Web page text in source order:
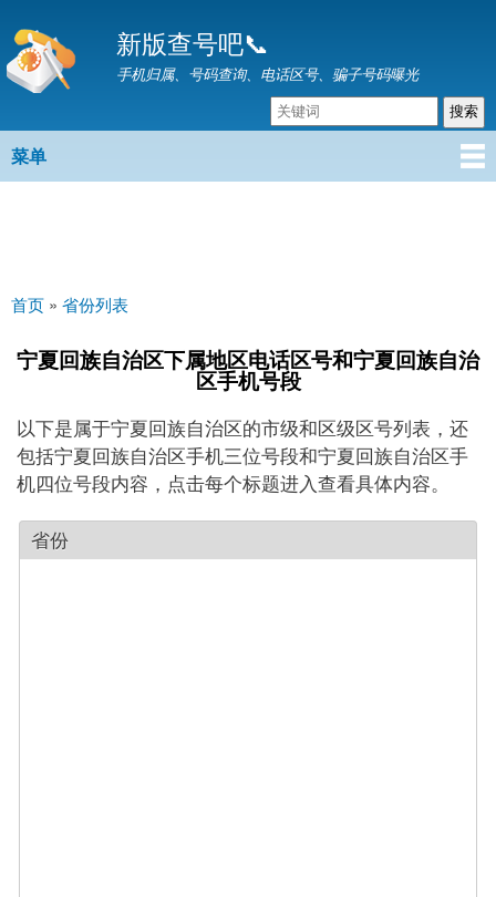
转
到
要
容
新版查号吧📞
手机归属、号码查询、电话区号、骗子号码曝光
主菜单
菜单
你在这里
首页 » 省份列表
宁夏回族自治区下属地区电话区号和宁夏回族自治
区手机号段
以下是属于宁夏回族自治区的市级和区级区号列表，还
包括宁夏回族自治区手机三位号段和宁夏回族自治区手
机四位号段内容，点击每个标题进入查看具体内容。
省份